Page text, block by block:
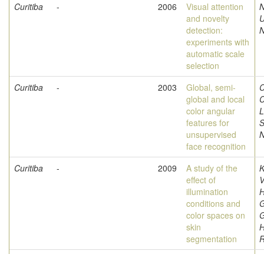
Curitiba
- 2006
Visual attention
and novelty
detection:
experiments with
automatic scale
selection
Curitiba - 2003
Global, semi-
global and local
color angular
features for
unsupervised
face recognition
Curitiba - 2009
A study of the
effect of
illumination
conditions and
color spaces on
skin
segmentation